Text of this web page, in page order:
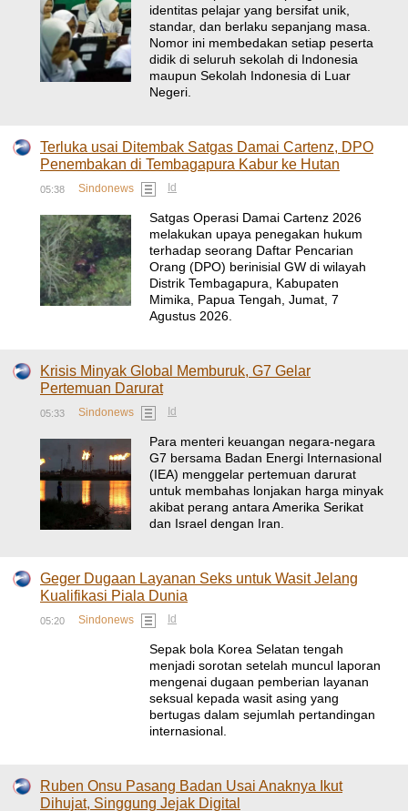
identitas pelajar yang bersifat unik,
standar, dan berlaku sepanjang masa.
Nomor ini membedakan setiap peserta
didik di seluruh sekolah di Indonesia
maupun Sekolah Indonesia di Luar
Negeri.
Terluka usai Ditembak Satgas Damai Cartenz, DPO
Penembakan di Tembagapura Kabur ke Hutan
05:38 Sindonews Id
Satgas Operasi Damai Cartenz 2026
melakukan upaya penegakan hukum
terhadap seorang Daftar Pencarian
Orang (DPO) berinisial GW di wilayah
Distrik Tembagapura, Kabupaten
Mimika, Papua Tengah, Jumat, 7
Agustus 2026.
Krisis Minyak Global Memburuk, G7 Gelar
Pertemuan Darurat
05:33 Sindonews Id
Para menteri keuangan negara-negara
G7 bersama Badan Energi Internasional
(IEA) menggelar pertemuan darurat
untuk membahas lonjakan harga minyak
akibat perang antara Amerika Serikat
dan Israel dengan Iran.
Geger Dugaan Layanan Seks untuk Wasit Jelang
Kualifikasi Piala Dunia
05:20 Sindonews Id
Sepak bola Korea Selatan tengah
menjadi sorotan setelah muncul laporan
mengenai dugaan pemberian layanan
seksual kepada wasit asing yang
bertugas dalam sejumlah pertandingan
internasional.
Ruben Onsu Pasang Badan Usai Anaknya Ikut
Dihujat, Singgung Jejak Digital